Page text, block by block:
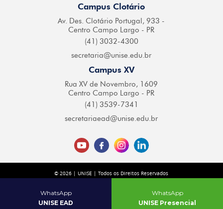
Campus Clotário
Av. Des. Clotário Portugal, 933 -
Centro Campo Largo - PR
(41) 3032-4300
secretaria@unise.edu.br
Campus XV
Rua XV de Novembro, 1609
Centro Campo Largo - PR
(41) 3539-7341
secretariaead@unise.edu.br
© 2026 | UNISE | Todos os Direitos Reservados
WhatsApp
UNISE Presencial
WhatsApp
UNISE EAD